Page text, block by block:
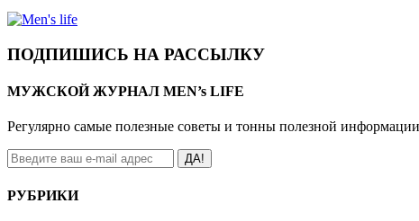
ПОДПИШИСЬ НА РАССЫЛКУ
МУЖСКОЙ ЖУРНАЛ MEN’s LIFE
Регулярно самые полезные советы и тонны полезной
ДА!
РУБРИКИ